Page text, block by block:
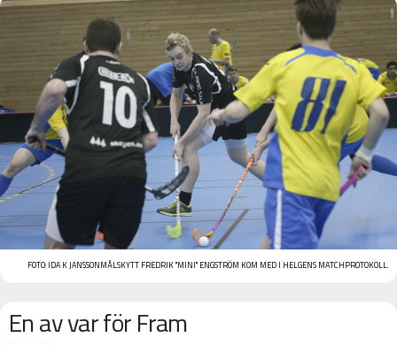
FOTO: IDA K JANSSONMÅLSKYTT FREDRIK "MINI" ENGSTRÖM KOM MED I HELGENS MATCHPROTOKOLL.
En av var för Fram